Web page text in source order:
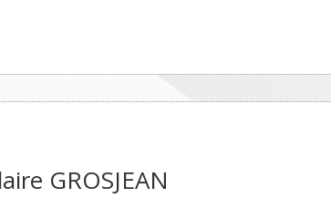
GROSJEAN